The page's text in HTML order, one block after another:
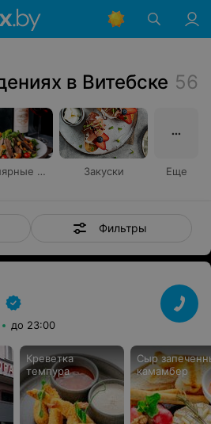
в Витебске 56
Популярные блюда Закуски Еще
Фильтры
до 23:00
Креветка
темпура
Сыр
камамбер